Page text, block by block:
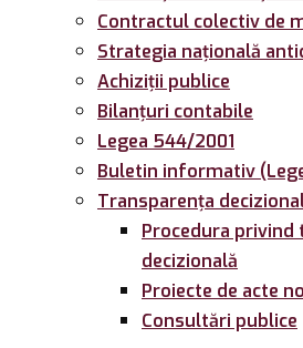
Contractul colectiv de
Strategia națională
Achiziții publice
Bilanțuri contabile
Legea 544/2001
Buletin informativ
Transparența
Procedura privind
decizională
Proiecte de acte
Consultări publice